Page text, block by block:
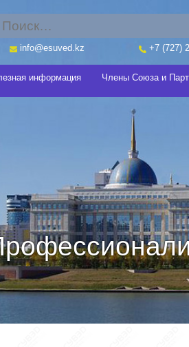
информация Члены Союза и
+7 (727)
info@esuved.kz